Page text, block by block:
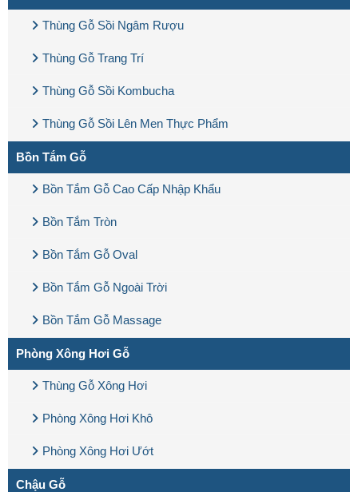
Thùng Gỗ Sồi Ngâm Rượu
Thùng Gỗ Trang Trí
Thùng Gỗ Sồi Kombucha
Thùng Gỗ Sồi Lên Men Thực Phẩm
Bồn Tắm Gỗ
Bồn Tắm Gỗ Cao Cấp Nhập Khẩu
Bồn Tắm Tròn
Bồn Tắm Gỗ Oval
Bồn Tắm Gỗ Ngoài Trời
Bồn Tắm Gỗ Massage
Phòng Xông Hơi Gỗ
Thùng Gỗ Xông Hơi
Phòng Xông Hơi Khô
Phòng Xông Hơi Ướt
Chậu Gỗ